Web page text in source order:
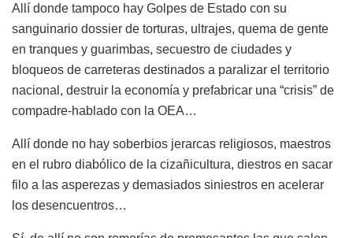
Allí donde tampoco hay Golpes de Estado con su
sanguinario dossier de torturas, ultrajes, quema de gente
en tranques y guarimbas, secuestro de ciudades y
bloqueos de carreteras destinados a paralizar el territorio
nacional, destruir la economía y prefabricar una “crisis” de
compadre-hablado con la OEA…
Allí donde no hay soberbios jerarcas religiosos, maestros
en el rubro diabólico de la cizañicultura, diestros en sacar
filo a las asperezas y demasiados siniestros en acelerar
los desencuentros…